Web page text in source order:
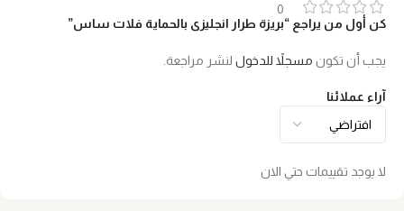
0
آراء عملائنا
لا يوجد تقييمات حتي الان
كن أول من يراجع “بريزة طرار انجليزى بالحماية فلات ساس”
يجب أن تكون مسجلاً للدخول لنشر مراجعة.